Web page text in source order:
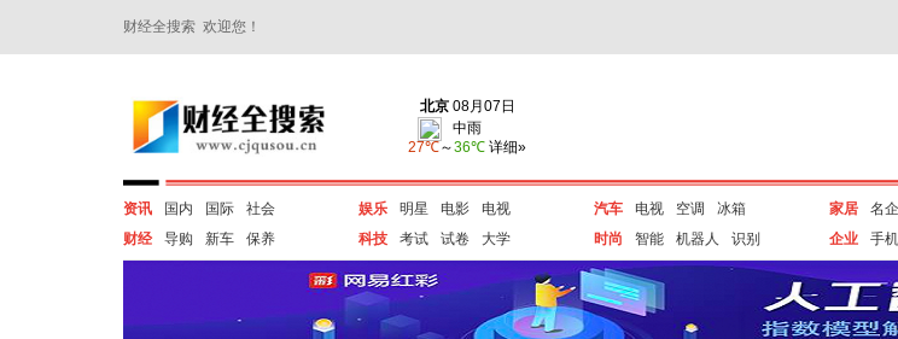
财经全搜索 欢迎您！
资讯 国内 国际
社会
财经
导购 新车 保养
娱乐 明星 电影
电视
科技
考试 试卷 大学
汽车 电视 空调
冰箱
时尚
智能 机器人 识别
家居 名企
企业
手机